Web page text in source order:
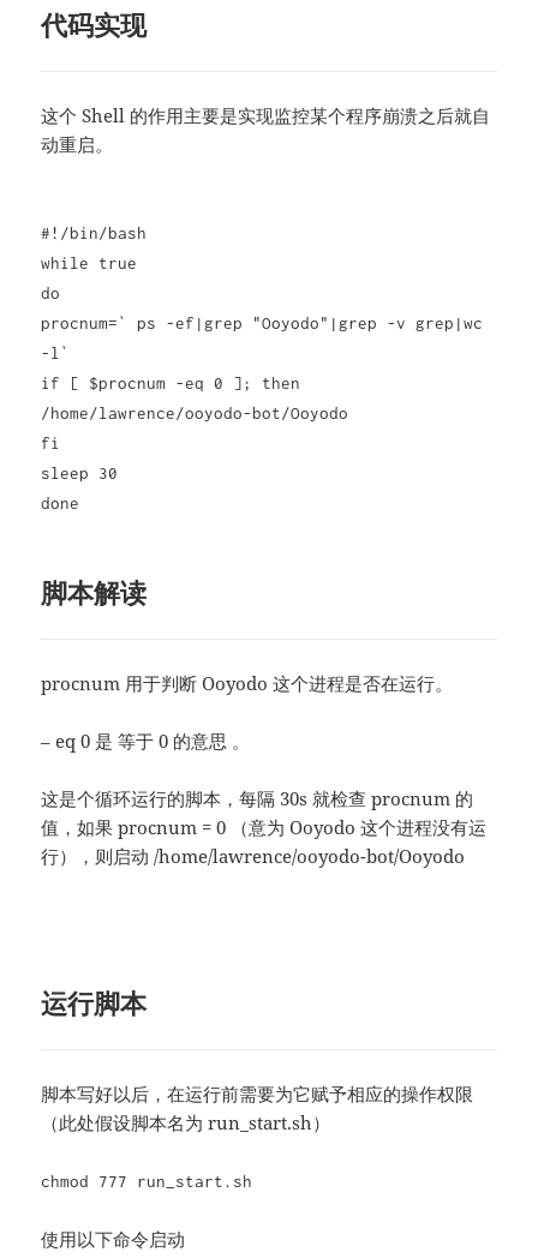
代码实现
这个 Shell 的作用主要是实现监控某个程序崩溃之后就自
动重启。
#!/bin/bash
while true
do
procnum=` ps -ef|grep "Ooyodo"|grep -v grep|wc
-l`
if [ $procnum -eq 0 ]; then
/home/lawrence/ooyodo-bot/Ooyodo
fi
sleep 30
done
脚本解读
procnum 用于判断 Ooyodo 这个进程是否在运行。
– eq 0 是 等于 0 的意思 。
这是个循环运行的脚本，每隔 30s 就检查 procnum 的
值，如果 procnum = 0 （意为 Ooyodo 这个进程没有运
行），则启动 /home/lawrence/ooyodo-bot/Ooyodo
运行脚本
脚本写好以后，在运行前需要为它赋予相应的操作权限
（此处假设脚本名为 run_start.sh）
chmod 777 run_start.sh
使用以下命令启动